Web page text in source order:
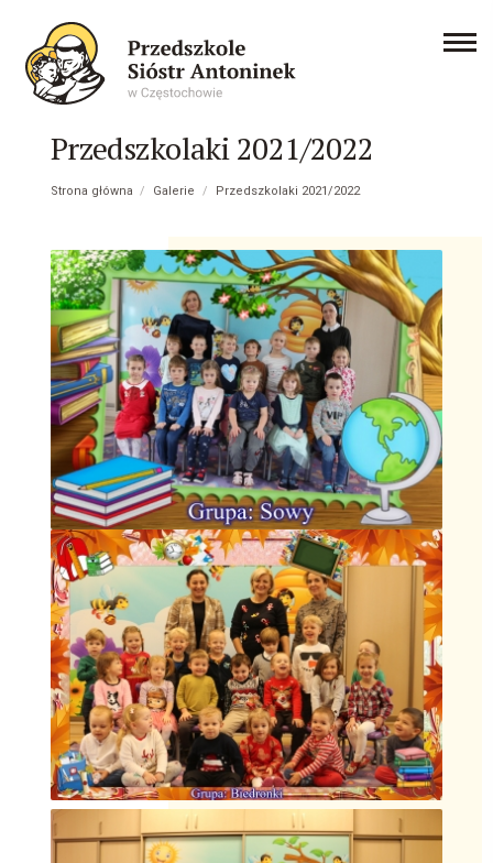
Przedszkolaki 2021/2022
Strona główna / Galerie / Przedszkolaki 2021/2022